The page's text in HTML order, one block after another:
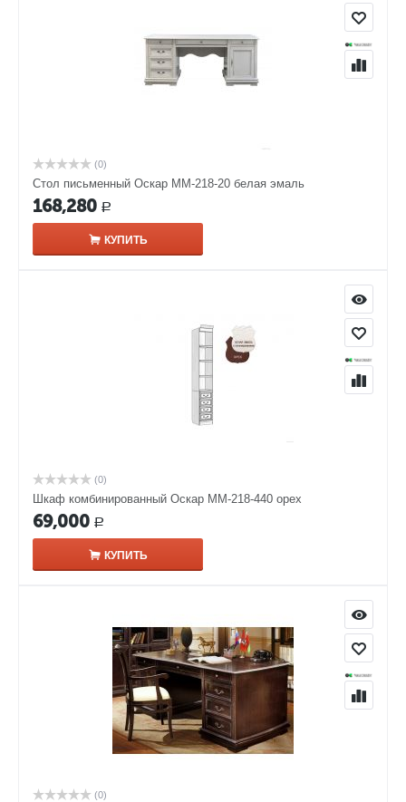
(0)
Стол письменный Оскар ММ-218-20 белая эмаль
168,280 Р
КУПИТЬ
(0)
Шкаф комбинированный Оскар ММ-218-440 орех
69,000 Р
КУПИТЬ
(0)